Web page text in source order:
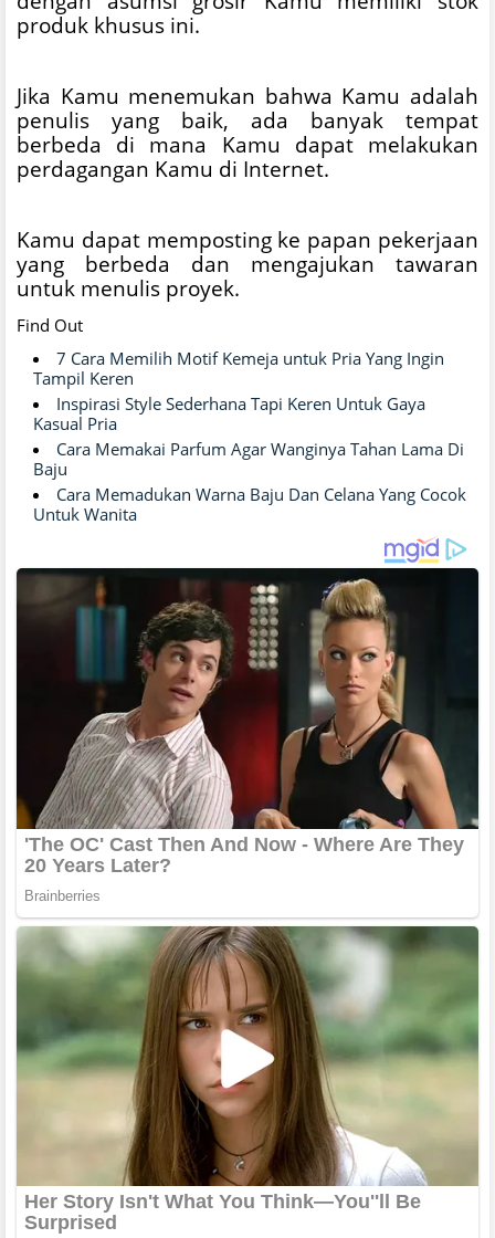
produk khusus ini.
Jika Kamu menemukan bahwa Kamu adalah
penulis yang baik, ada banyak tempat
berbeda di mana Kamu dapat melakukan
perdagangan Kamu di Internet.
Kamu dapat memposting ke papan pekerjaan
yang berbeda dan mengajukan tawaran
untuk menulis proyek.
Find Out
7 Cara Memilih Motif Kemeja untuk Pria Yang Ingin
Tampil Keren
Inspirasi Style Sederhana Tapi Keren Untuk Gaya
Kasual Pria
Cara Memakai Parfum Agar Wanginya Tahan Lama Di
Baju
Cara Memadukan Warna Baju Dan Celana Yang Cocok
Untuk Wanita